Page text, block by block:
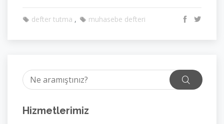
defter tutma muhasebe defteri
Hizmetlerimiz